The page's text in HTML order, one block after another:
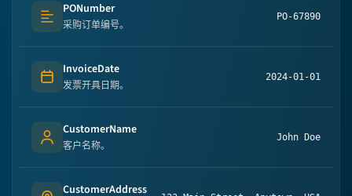
Text (multi-lines)
PONumber
采购订单编号。
PO-67890
Date
InvoiceDate
发票开具日期。
2024-01-01
Person's name
CustomerName
客户名称。
John Doe
CustomerAddress